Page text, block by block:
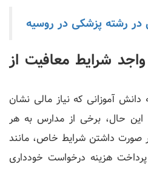
رشته پزشکی در روسیه
شرایط معافیت از
آموزانی که نیاز مالی نشان
حال، برخی از مدارس به هر
صورت داشتن شرایط خاص، مانند
پرداخت هزینه درخواست خودداری